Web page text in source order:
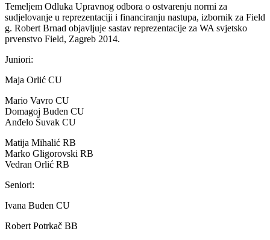
Temeljem Odluka Upravnog odbora o ostvarenju normi za
sudjelovanje u reprezentaciji i financiranju nastupa, izbornik za Field
g. Robert Brnad objavljuje sastav reprezentacije za WA svjetsko
prvenstvo Field, Zagreb 2014.
Juniori:
Maja Orlić CU
Mario Vavro CU
Domagoj Buden CU
Anđelo Šuvak CU
Matija Mihalić RB
Marko Gligorovski RB
Vedran Orlić RB
Seniori:
Ivana Buden CU
Robert Potrkač BB